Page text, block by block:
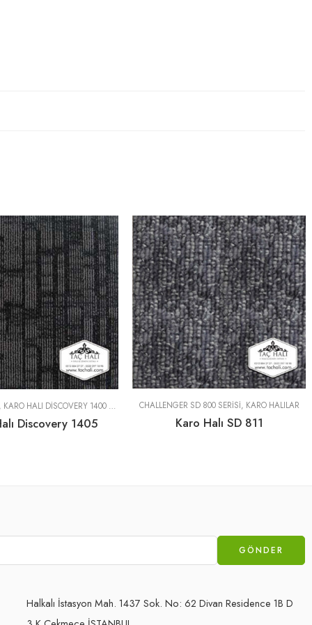
, KARO HALI DISCOVERY 1400 SERISI
Discovery 1405
CHALLENGER SD 800 SERISI, KARO HALILAR
Karo Halı SD 811
Halkalı İstasyon Mah. 1437 Sok. No: 62 Divan Residence 1B D